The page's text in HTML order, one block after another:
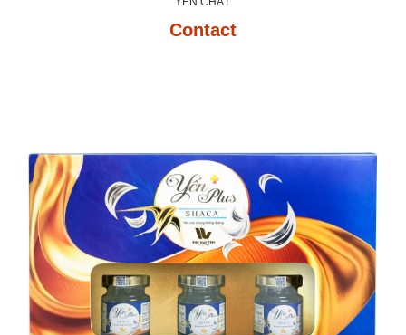
Contact